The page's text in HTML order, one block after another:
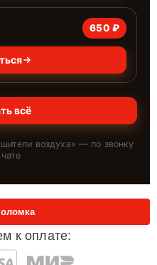
650 ₽
всё
воздуха» — по звонку
к оплате: